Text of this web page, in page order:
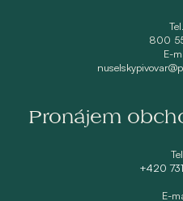
800
E-
Pronájem
+420
E-